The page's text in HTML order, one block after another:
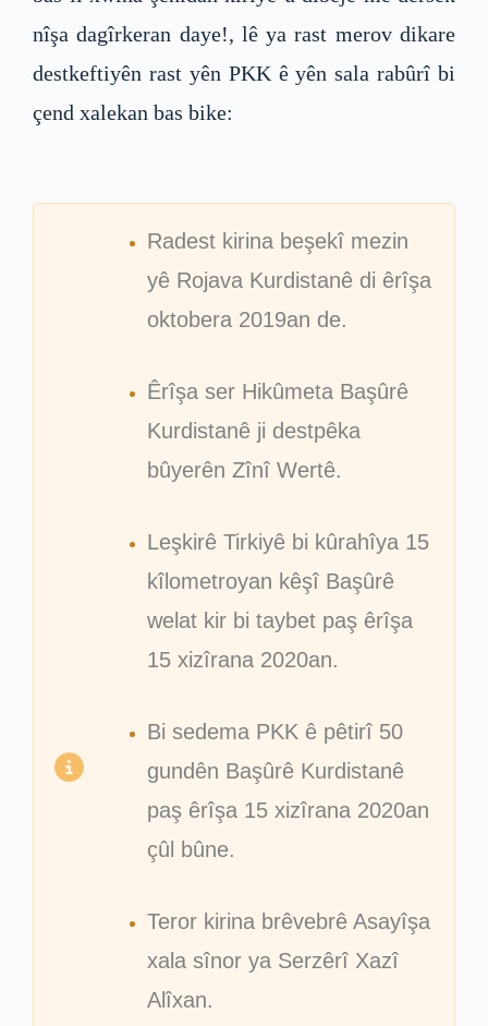
nîşa dagîrkeran daye!, lê ya rast merov dikare
destkeftiyên rast yên PKK ê yên sala rabûrî bi
çend xalekan bas bike:
Radest kirina beşekî mezin
yê Rojava Kurdistanê di êrîşa
oktobera 2019an de.
Êrîşa ser Hikûmeta Başûrê
Kurdistanê ji destpêka
bûyerên Zînî Wertê.
Leşkirê Tirkiyê bi kûrahîya 15
kîlometroyan kêşî Başûrê
welat kir bi taybet paş êrîşa
15 xizîrana 2020an.
Bi sedema PKK ê pêtirî 50
gundên Başûrê Kurdistanê
paş êrîşa 15 xizîrana 2020an
çûl bûne.
Teror kirina brêvebrê Asayîşa
xala sînor ya Serzêrî Xazî
Alîxan.